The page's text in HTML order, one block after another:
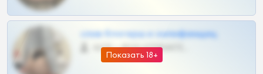
Показать 18+
слив блогерш и онлифанщиц
4675 •